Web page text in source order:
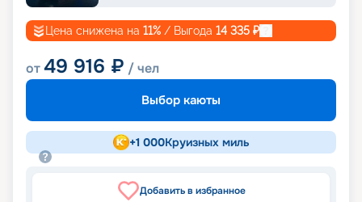
Цена снижена на 11% / Выгода 14 335 ₽
от49 916 ₽ / чел
Выбор каюты
+1 000Круизных миль
Добавить в избранное